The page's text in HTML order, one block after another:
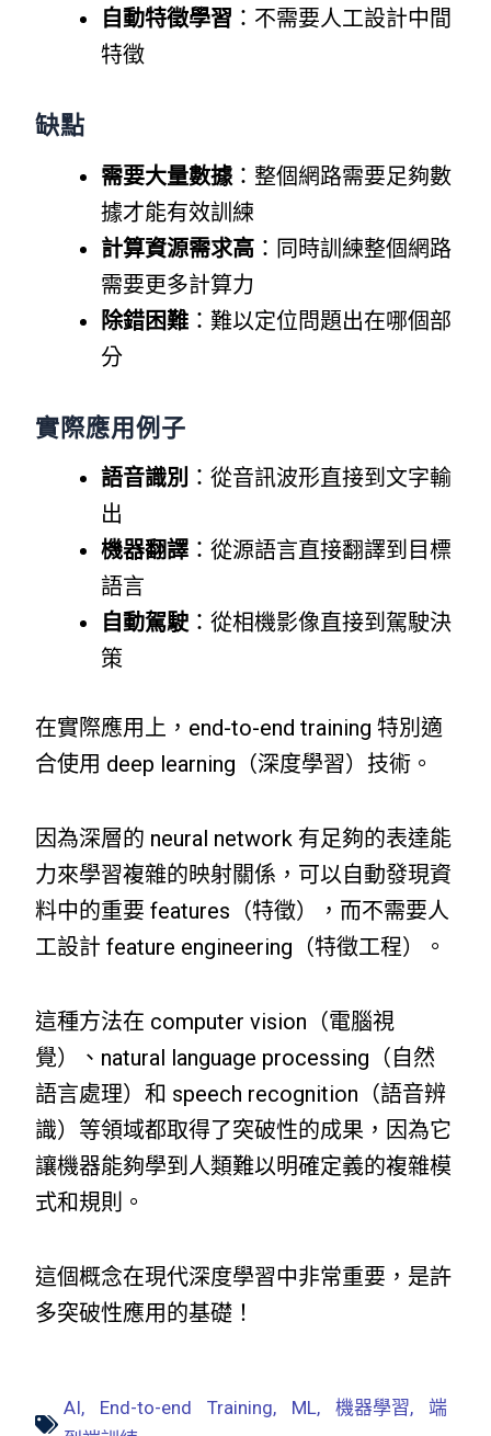
自動特徵學習 ：不需要人工設計中間
特徵
缺點
需要大量數據 ：整個網路需要足夠數
據才能有效訓練
計算資源需求高 ：同時訓練整個網路
需要更多計算力
除錯困難 ：難以定位問題出在哪個部
分
實際應用例子
語音識別 ：從音訊波形直接到文字輸
出
機器翻譯 ：從源語言直接翻譯到目標
語言
自動駕駛：從相機影像直接到駕駛決
策
在實際應用上，end-to-end training 特別適
合使用 deep learning（深度學習）技術。
因為深層的 neural network 有足夠的表達能
力來學習複雜的映射關係，可以自動發現資
料中的重要 features（特徵），而不需要人
工設計 feature engineering（特徵工程）。
這種方法在 computer vision（電腦視
覺）、natural language processing（自然
語言處理）和 speech recognition（語音辨
識）等領域都取得了突破性的成果，因為它
讓機器能夠學到人類難以明確定義的複雜模
式和規則。
這個概念在現代深度學習中非常重要，是許
多突破性應用的基礎！
AI, End-to-end Training, ML,機器學習,端